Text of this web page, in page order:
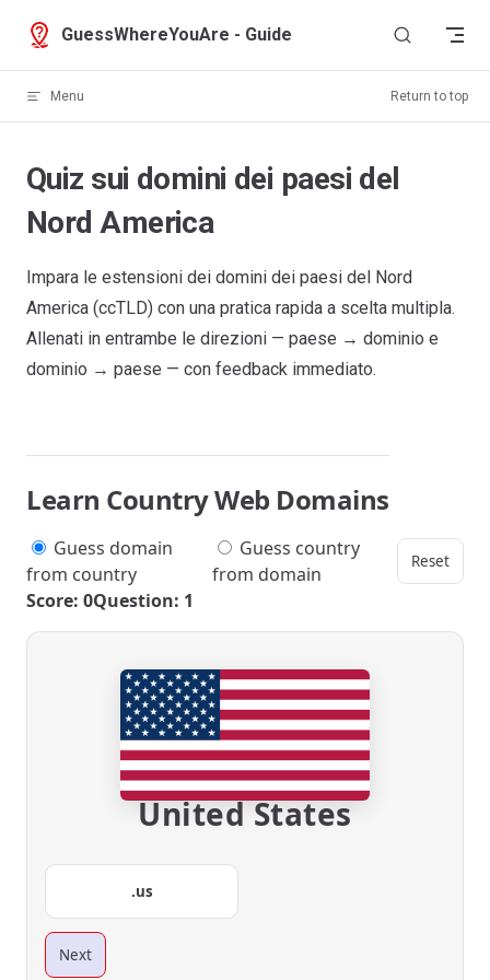
Skip to content
GuessWhereYouAre - Guide
Menu Return to top
Quiz sui domini dei paesi del
Nord America
Impara le estensioni dei domini dei paesi del Nord
America (ccTLD) con una pratica rapida a scelta multipla.
Allenati in entrambe le direzioni — paese → dominio e
dominio → paese — con feedback immediato.
Learn Country Web Domains
Guess domain
from country
Guess country
from domain
Reset
Score: 0Question: 1
United States
.us
Next